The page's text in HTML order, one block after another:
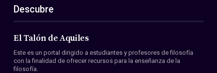
ES
EN
Acerca de nosotros
Miembros
Convenios
Descubre
El Talón de Aquiles
Este es un portal dirigido a estudiantes y profesores de filosofía
con la finalidad de ofrecer recursos para la enseñanza de la
filosofía.